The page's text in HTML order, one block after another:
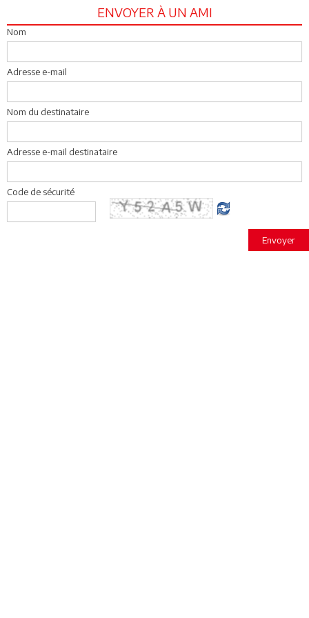
ENVOYER À UN AMI
Nom
Adresse e-mail
Nom du destinataire
Adresse e-mail destinataire
Code de sécurité
Envoyer